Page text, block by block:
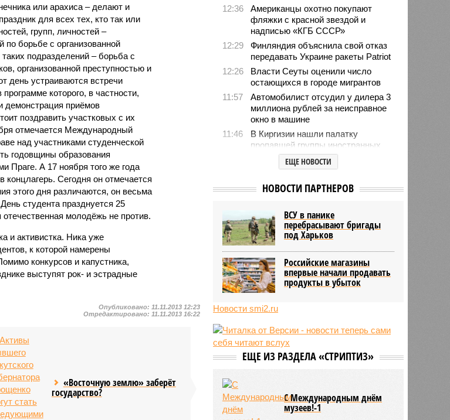
или арахиса – делают и
для всех тех, кто так или
групп, личностей –
по борьбе с организованной
подразделений – борьба с
организованной преступностью и
день устраиваются встречи
которого, в частности,
демонстрация приёмов
поздравить участковых с их
отмечается Международный
над участниками студенческой
годовщины образования
Праге. А 17 ноября того же года
Сегодня он отмечается
этого дня различаются, он весьма
студента празднуется 25
молодёжь не против.
и активистка. Ника уже
к которой намерены
конкурсов и капустника,
выступят рок- и эстрадные
Опубликовано: 11.11.2013 12:23
Отредактировано: 11.11.2013 16:22
«Восточную землю» заберёт
государство?
12:36
Американцы охотно покупают
фляжки с красной звездой и
надписью «КГБ СССР»
12:29
Финляндия объяснила свой отказ
передавать Украине ракеты Patriot
12:26
Власти Сеуты оценили число
остающихся в городе мигрантов
11:57
Автомобилист отсудил у дилера 3
миллиона рублей за неисправное
окно в машине
11:46
В Киргизии нашли палатку
пропавшей группы иностранных
альпинистов
Туристы устремились в
смерти» после пропажи семьи
10:51
Голливуд тайно внедряет ИИ
вопреки бунту звёзд и
забастовкам
10:48
Экс-глава сирийской разведки
нашёлся в России
ЕЩЕ НОВОСТИ
НОВОСТИ ПАРТНЕРОВ
ВСУ в панике
перебрасывают бригады
под Харьков
Российские магазины
впервые начали продавать
продукты в убыток
Новости smi2.ru
ЕЩЕ ИЗ РАЗДЕЛА «СТРИПТИЗ»
С Международным днём
музеев!-1